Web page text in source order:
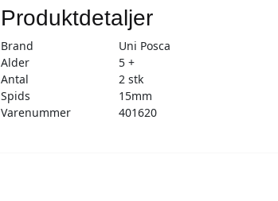
Produktdetaljer
Brand
Uni Posca
Alder
5 +
Antal
2 stk
Spids
15mm
Varenummer
401620